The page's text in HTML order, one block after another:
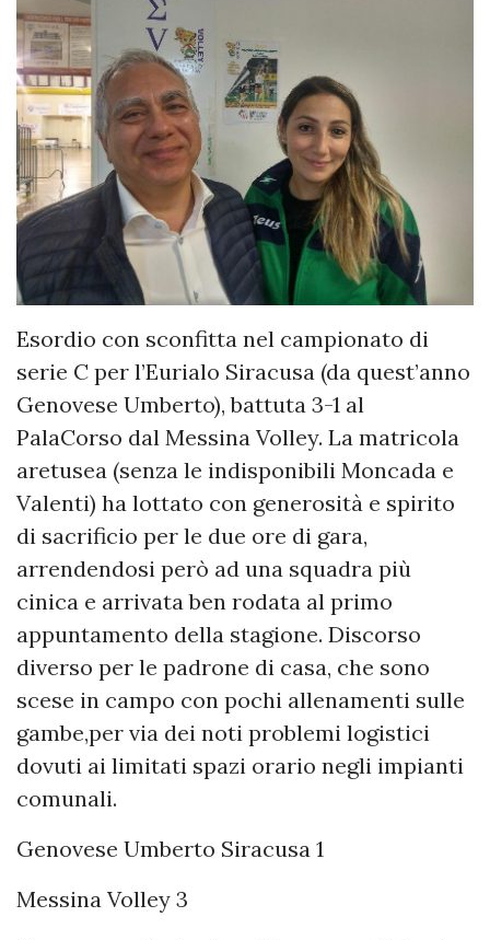
Esordio con sconfitta nel campionato di
serie C per l’Eurialo Siracusa (da quest’anno
Genovese Umberto), battuta 3-1 al
PalaCorso dal Messina Volley. La matricola
aretusea (senza le indisponibili Moncada e
Valenti) ha lottato con generosità e spirito
di sacrificio per le due ore di gara,
arrendendosi però ad una squadra più
cinica e arrivata ben rodata al primo
appuntamento della stagione. Discorso
diverso per le padrone di casa, che sono
scese in campo con pochi allenamenti sulle
gambe,per via dei noti problemi logistici
dovuti ai limitati spazi orario negli impianti
comunali.
Genovese Umberto Siracusa 1
Messina Volley 3